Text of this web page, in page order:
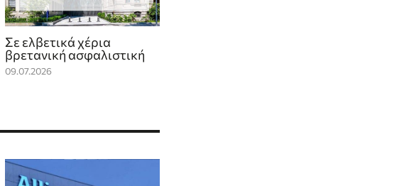
Σε ελβετικά χέρια
βρετανική ασφαλιστική
09.07.2026